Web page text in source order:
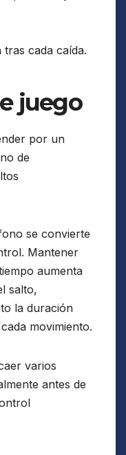
tras cada caída.
juego
por un
de
se convierte
Mantener
aumenta
salto,
la duración
movimiento.
varios
antes de